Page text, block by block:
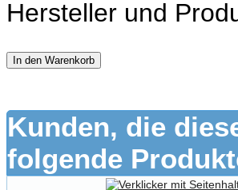
Hersteller und
In den Warenkorb
Kunden, die
folgende